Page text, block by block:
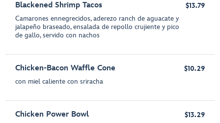
Blackened Shrimp Tacos
Camarones ennegrecidos, aderezo ranch de aguacate y
jalapeño braseado, ensalada de repollo crujiente y pico
de gallo, servido con nachos
$13.79
Chicken-Bacon Waffle Cone
con miel caliente con sriracha
$10.29
Chicken Power Bowl $13.29